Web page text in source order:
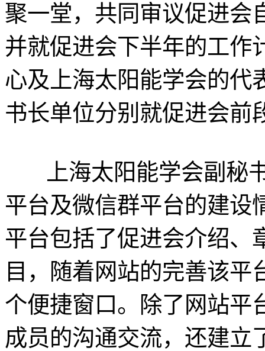
聚一堂，共同审议促进会
并就促进会下半年的工作
心及上海太阳能学会的代
书长单位分别就促进会前
上海太阳能学会副秘书
平台及微信群平台的建设
平台包括了促进会介绍、
目，随着网站的完善该
个便捷窗口。除了网站平
成员的沟通交流，还建立